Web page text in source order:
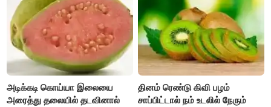
அடிக்கடி கொய்யா இலையை
அரைத்து தலையில் தடவினால்
தினம் ரெண்டு கிவி பழம்
சாப்பிட்டால் நம் உடலில் நேரும்